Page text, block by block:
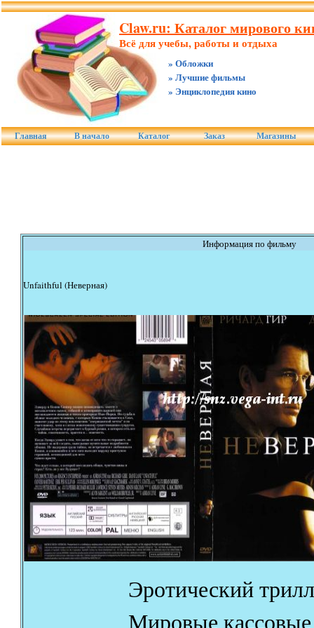
Claw.ru: Каталог мирового
Всё для учебы, работы и отдыха
» Обложки
» Лучшие фильмы
» Энциклопедия кино
Главная В начало Каталог Заказ Магазины
Информация по фильму
Unfaithful (Неверная)
Эротический
Мировые